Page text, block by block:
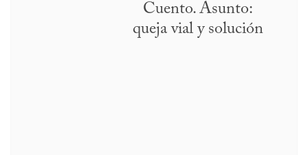
Cuento. Asunto:
queja vial y solución